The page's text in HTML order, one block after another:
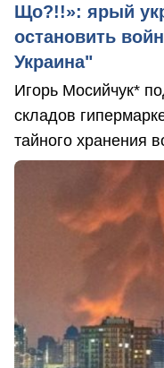
Що?!!»: ярый
остановить
Украина"
Игорь Мосийчук*
складов
тайного хранения